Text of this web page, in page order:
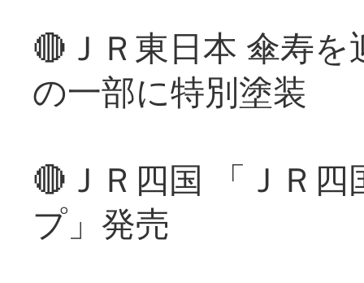
🔴ＪＲ東日本 傘寿
の一部に特別塗装
🔴ＪＲ四国 「ＪＲ
プ」発売